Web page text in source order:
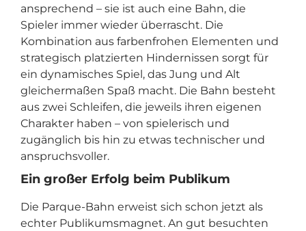
ansprechend – sie ist auch eine Bahn, die
Spieler immer wieder überrascht. Die
Kombination aus farbenfrohen Elementen und
strategisch platzierten Hindernissen sorgt für
ein dynamisches Spiel, das Jung und Alt
gleichermaßen Spaß macht. Die Bahn besteht
aus zwei Schleifen, die jeweils ihren eigenen
Charakter haben – von spielerisch und
zugänglich bis hin zu etwas technischer und
anspruchsvoller.
Ein großer Erfolg beim Publikum
Die Parque-Bahn erweist sich schon jetzt als
echter Publikumsmagnet. An gut besuchten